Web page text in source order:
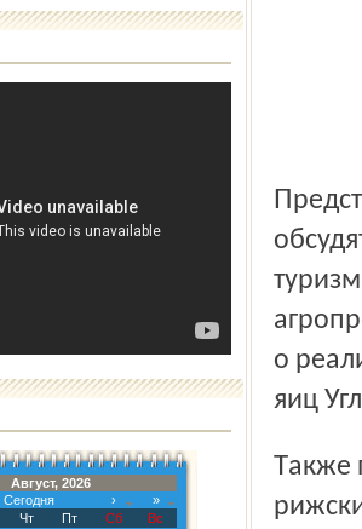
Август, 2026
Сегодня ›
»
Чт Пт Сб
Вс
Представители региона проведут ряд встреч, на которых
о
яиц
Также представители Ярославской области побывают на